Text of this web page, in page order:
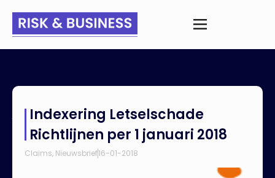
januari 2018
Indexering Letselschade
Richtlijnen per 1 januari 2018
Claims, Nieuwsbrief16-01-2018